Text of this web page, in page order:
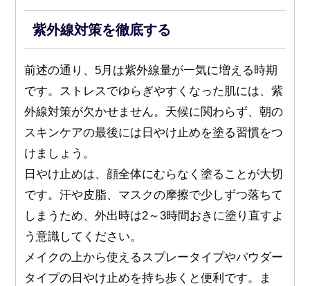
紫外線対策を徹底する
前述の通り、5月は紫外線量が一気に増える時期
です。ストレスでゆらぎやすくなった肌には、紫
外線対策が欠かせません。天候に関わらず、朝の
スキンケアの最後には日やけ止めを塗る習慣をつ
けましょう。
日やけ止めは、顔全体にむらなく塗ることが大切
です。汗や皮脂、マスクの摩擦で少しずつ落ちて
しまうため、外出時は2～3時間おきに塗り直すよ
う意識してください。
メイクの上から使えるスプレータイプやパウダー
タイプの日やけ止めを持ち歩くと便利です。ま